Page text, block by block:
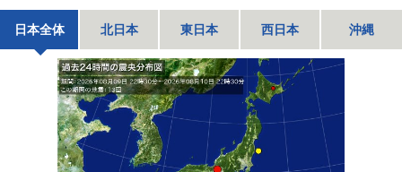
日本全体 北日本 東日本 西日本 沖縄